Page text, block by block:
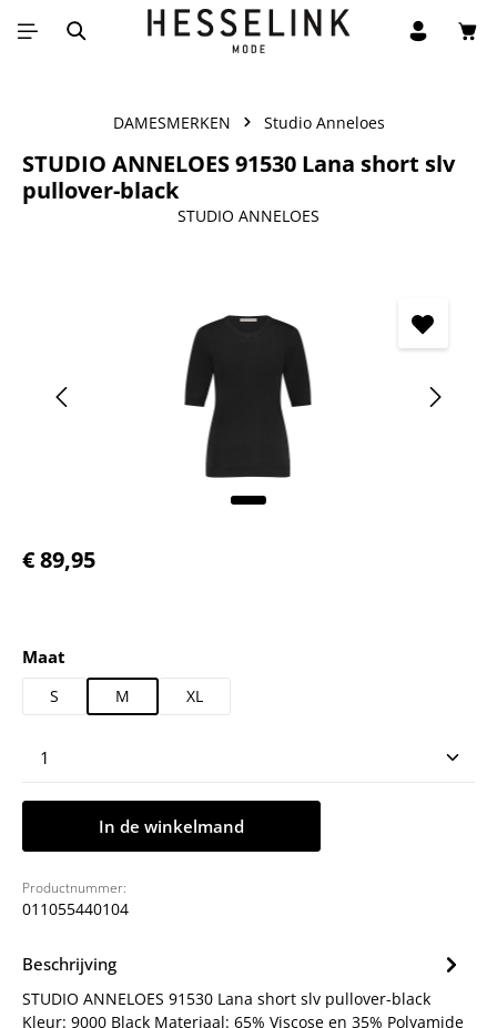
Ga naar de hoofdinhoud
DAMESMERKEN Studio Anneloes
STUDIO ANNELOES 91530 Lana short slv
pullover-black
STUDIO ANNELOES
Normale prijs:
€ 89,95
Selecteer
Maat
S M XL
Producthoeveelheid: Voer de gewenste
In de winkelmand
Productnummer:
011055440104
Beschrijving
STUDIO ANNELOES 91530 Lana short slv pullover-black
Kleur: 9000 Black Materiaal: 65% Viscose en 35% Polyamide